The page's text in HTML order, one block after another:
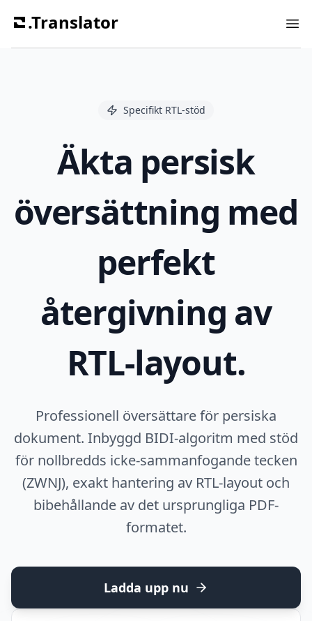
.Translator
Specifikt RTL-stöd
Äkta persisk
översättning med
perfekt
återgivning av
RTL-layout.
Professionell översättare för persiska
dokument. Inbyggd BIDI-algoritm med stöd
för nollbredds icke-sammanfogande tecken
(ZWNJ), exakt hantering av RTL-layout och
bibehållande av det ursprungliga PDF-
formatet.
Ladda upp nu